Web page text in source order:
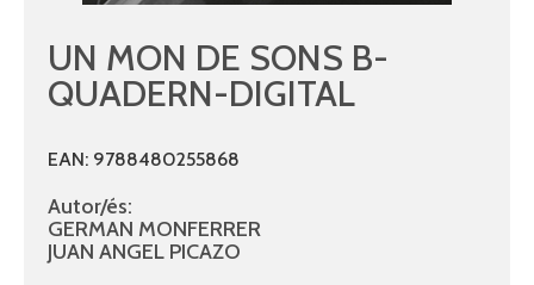
UN MON DE SONS B-
QUADERN-DIGITAL
EAN: 9788480255868
Autor/és:
GERMAN MONFERRER
JUAN ANGEL PICAZO